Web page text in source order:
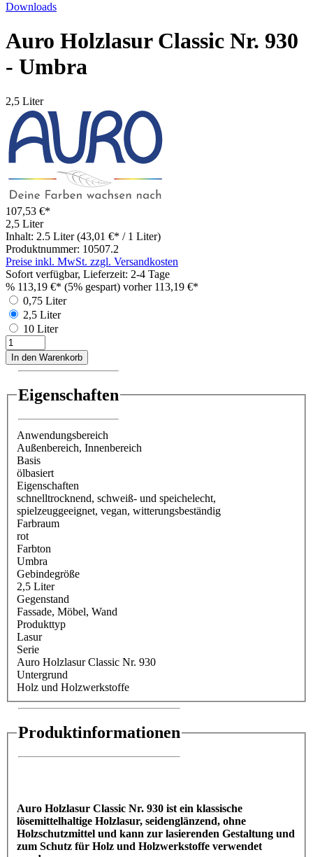
Downloads
Auro Holzlasur Classic Nr. 930
- Umbra
2,5 Liter
107,53 €*
2,5 Liter
Inhalt: 2.5 Liter (43,01 €* / 1 Liter)
Produktnummer: 10507.2
Preise inkl. MwSt. zzgl. Versandkosten
Sofort verfügbar, Lieferzeit: 2-4 Tage
% 113,19 €* (5% gespart) vorher 113,19 €*
0,75 Liter
2,5 Liter
10 Liter
In den Warenkorb
Eigenschaften
Anwendungsbereich
Außenbereich, Innenbereich
Basis
ölbasiert
Eigenschaften
schnelltrocknend, schweiß- und speichelecht,
spielzeuggeeignet, vegan, witterungsbeständig
Farbraum
rot
Farbton
Umbra
Gebindegröße
2,5 Liter
Gegenstand
Fassade, Möbel, Wand
Produkttyp
Lasur
Serie
Auro Holzlasur Classic Nr. 930
Untergrund
Holz und Holzwerkstoffe
Produktinformationen
Auro Holzlasur Classic Nr. 930 ist ein klassische
lösemittelhaltige Holzlasur, seidenglänzend, ohne
Holzschutzmittel und kann zur lasierenden Gestaltung und
zum Schutz für Holz und Holzwerkstoffe verwendet